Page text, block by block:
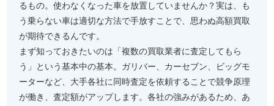
るもの。使わなくなった車を放置していませんか？実は、も
う乗らない車は適切な方法で手放すことで、思わぬ高額買取
が期待できるんです。
まず知っておきたいのは「複数の買取業者に査定してもら
う」という基本中の基本。ガリバー、カーセブン、ビッグモ
ーターなど、大手各社に同時査定を依頼することで競争原理
が働き、査定額がアップします。各社の強みがあるため、あ